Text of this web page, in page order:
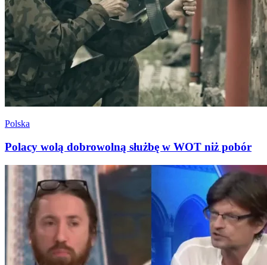
Polska
Polacy wolą dobrowolną służbę w WOT niż pobór